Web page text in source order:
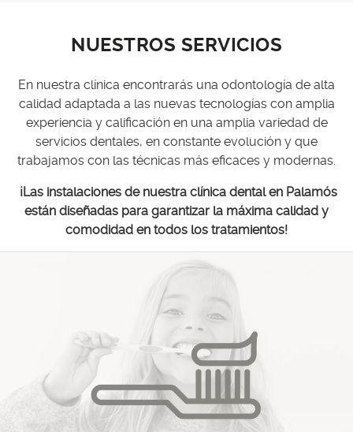
NUESTROS SERVICIOS
En nuestra clínica encontrarás una odontología de alta
calidad adaptada a las nuevas tecnologías con amplia
experiencia y calificación en una amplia variedad de
servicios dentales, en constante evolución y que
trabajamos con las técnicas más eficaces y modernas.
¡Las instalaciones de nuestra clínica dental en Palamós
están diseñadas para garantizar la máxima calidad y
comodidad en todos los tratamientos!